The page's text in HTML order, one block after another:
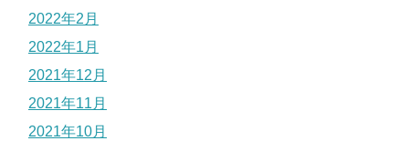
2022年2月
2022年1月
2021年12月
2021年11月
2021年10月